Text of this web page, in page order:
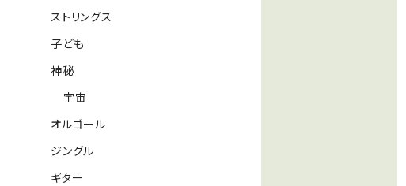
ストリングス
子ども
神秘
宇宙
オルゴール
ジングル
ギター